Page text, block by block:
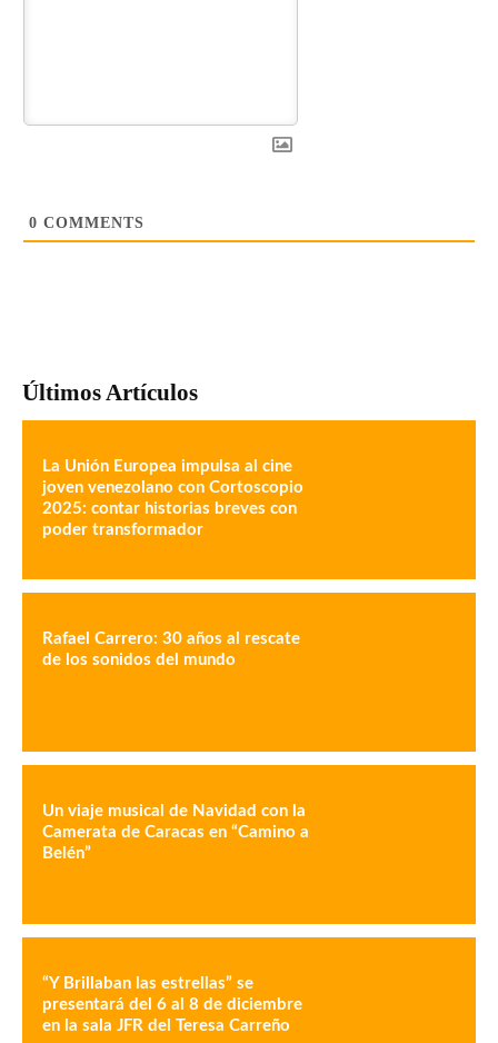
0 COMMENTS
Últimos Artículos
La Unión Europea impulsa al cine
joven venezolano con Cortoscopio
2025: contar historias breves con
poder transformador
Rafael Carrero: 30 años al rescate
de los sonidos del mundo
Un viaje musical de Navidad con la
Camerata de Caracas en “Camino a
Belén”
“Y Brillaban las estrellas” se
presentará del 6 al 8 de diciembre
en la sala JFR del Teresa Carreño